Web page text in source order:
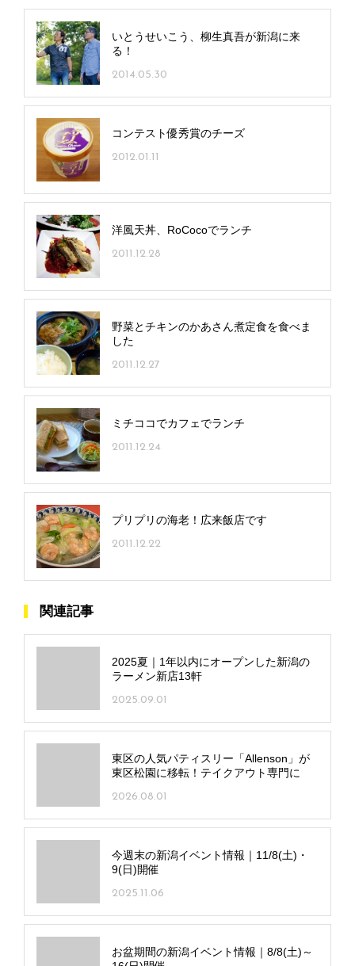
いとうせいこう、柳生真吾が新潟に来
る！
2014.05.30
コンテスト優秀賞のチーズ
2012.01.11
洋風天丼、RoCocoでランチ
2011.12.28
野菜とチキンのかあさん煮定食を食べま
した
2011.12.27
ミチココでカフェでランチ
2011.12.24
プリプリの海老！広来飯店です
2011.12.22
関連記事
2025夏｜1年以内にオープンした新潟の
ラーメン新店13軒
2025.09.01
東区の人気パティスリー「Allenson」が
東区松園に移転！テイクアウト専門に
2026.08.01
今週末の新潟イベント情報｜11/8(土)・
9(日)開催
2025.11.06
お盆期間の新潟イベント情報｜8/8(土)～